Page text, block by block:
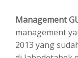
Management
management
2013 yang